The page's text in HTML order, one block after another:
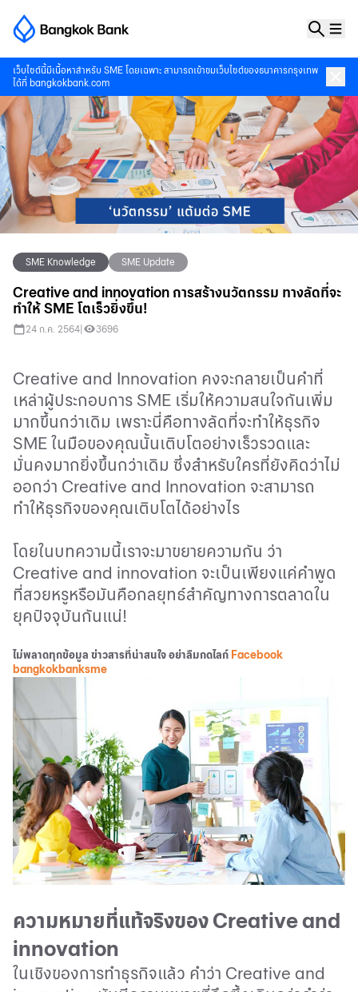
เว็บไซต์นี้มีเนื้อหาสำหรับ SME โดยเฉพาะ สามารถเข้าชมเว็บไซต์ของธนาคารกรุงเทพ
ได้ที่ bangkokbank.com
SME Knowledge SME Update
Creative and innovation การสร้างนวัตกรรม ทางลัดที่จะ
ทำให้ SME โตเร็วยิ่งขึ้น!
24 ก.ค. 2564 3696
Creative and Innovation คงจะกลายเป็นคำที่
เหล่าผู้ประกอบการ SME เริ่มให้ความสนใจกันเพิ่ม
มากขึ้นกว่าเดิม เพราะนี่คือทางลัดที่จะทำให้ธุรกิจ
SME ในมือของคุณนั้นเติบโตอย่างเร็วรวดและ
มั่นคงมากยิ่งขึ้นกว่าเดิม ซึ่งสำหรับใครที่ยังคิดว่าไม่
ออกว่า Creative and Innovation จะสามารถ
ทำให้ธุรกิจของคุณเติบโตได้อย่างไร
โดยในบทความนี้เราจะมาขยายความกัน ว่า
Creative and innovation จะเป็นเพียงแค่คำพูด
ที่สวยหรูหรือมันคือกลยุทธ์สำคัญทางการตลาดใน
ยุคปัจจุบันกันแน่!
ไม่พลาดทุกข้อมูล ข่าวสารที่น่าสนใจ อย่าลืมกดไลก์ Facebook
bangkokbanksme
ความหมายที่แท้จริงของCreative and
innovation
ในเชิงของการทำธุรกิจแล้ว คำว่า Creative and